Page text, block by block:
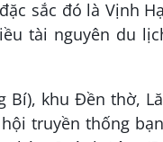
sắc đó là Vịnh
tài nguyên du
khu Đền thờ,
truyền thống